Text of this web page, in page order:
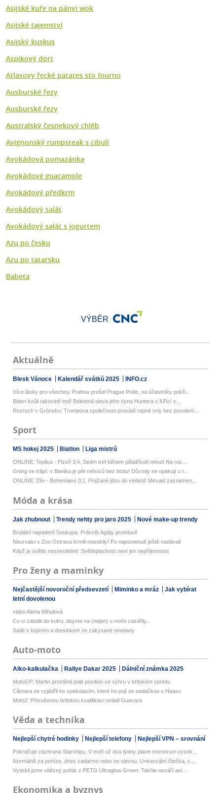
Asijské kuře na pánvi wok
Asijské tajemství
Asijský kuskus
Aspikový dort
Atlasovy řecké patates sto fourno
Ausburské řezy
Ausburské řezy
Australský česnekový chléb
Avignonský rumpsteak s cibulí
Avokádová pomazánka
Avokádové guacamole
Avokádový předkrm
Avokádový salát
Avokádový salát s jogurtem
Azu po česku
Azu po tatarsku
Babeta
VÝBĚR
Aktuálně
Blesk Vánoce Kalendář svátků 2025 INFO.cz
Více lásky pro všechny. Prahou prošel Prague Pride, na účastníky pokři...
Biden kvůli rakovině trpí! Bolestná slova jeho syna Huntera o šířící s...
Rozruch v Grónsku: Trumpova společnost provádí ropné vrty bez povolení...
Sport
MS hokej 2025 Biatlon Liga mistrů
ONLINE: Teplice - Plzeň 3:4. Sedm tref během pětatřiceti minut! Na roz...
Gning se trápí: v Baníku je pět měsíců bez bodu! Důvody se opakují u t...
ONLINE: Zlín - Bohemians 0:1. Pražané jdou do vedení! Mirvald zaznamen...
Móda a krása
Jak zhubnout Trendy nehty pro jaro 2025 Nové make-up trendy
Brutální napadení Soukupa. Právník Agáty promluvil
Neurvalci v Zoo Ostrava krmili mandrily! Po napomenutí ještě nadávali
Když je světlo nesnesitelné: Světloplachost není jen nepříjemnost
Pro ženy a maminky
Nejčastější novoroční předsevzetí Miminko a mráz
Jak vybírat
letní dovolenou
video Alena Mihulová
Co si zabalit do kufru, abyste na (nejen) u moře zazářily...
Salát s koprem a dresinkem ze zakysané smetany
Auto-moto
Alko-kalkulačka Rallye Dakar 2025 Dálniční známka 2025
MotoGP: Martin proměnil pole position ve výhru v britském sprintu
Câmara se vyjádřil ke spekulacím, které ho pojí se sedačkou u Haasu
Moto2: Přerušenou britskou kvalifikaci ovládl Guevara
Věda a technika
Nejlepší chytré hodinky Nejlepší telefony Nejlepší VPN – srovnání
Pokračuje záchrana Starshipu. V moři už dva týdny plave monstrum vysok...
Normálně za peníze, dnes zadarmo nebo se slevou: Univerzální čtečka, c...
Vytiskli jsme vítězný pohár z PETG Ultraglow Green. Takhle nezáří ani ...
Ekonomika a byznys